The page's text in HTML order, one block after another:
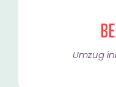
Umzug